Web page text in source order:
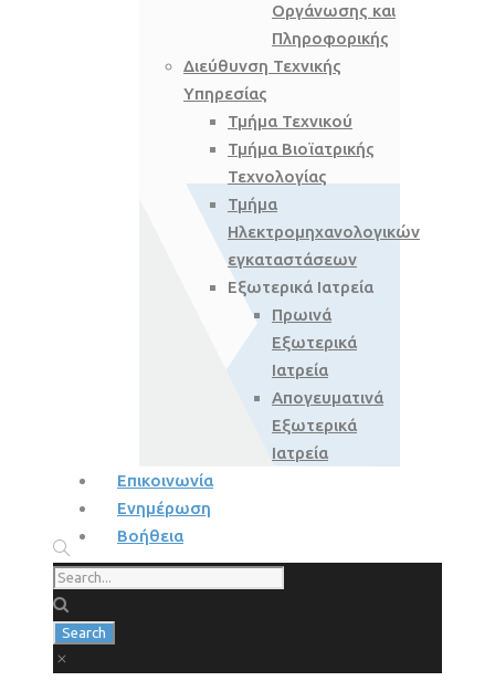
Οργάνωσης και
Πληροφορικής
Διεύθυνση Τεχνικής
Υπηρεσίας
Τμήμα Τεχνικού
Τμήμα Βιοϊατρικής
Τεχνολογίας
Τμήμα
Ηλεκτρομηχανολογικών
εγκαταστάσεων
Εξωτερικά Ιατρεία
Πρωινά
Εξωτερικά
Ιατρεία
Απογευματινά
Εξωτερικά
Ιατρεία
Επικοινωνία
Ενημέρωση
Βοήθεια